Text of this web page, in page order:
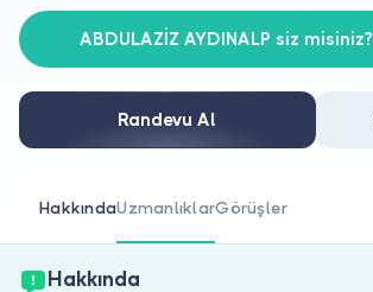
Doktorlar için
Doktor musunuz?
ABDULAZİZ AYDINALP siz misiniz?
Randevu Al
HakkındaUzmanlıklarGörüşler
Hakkında